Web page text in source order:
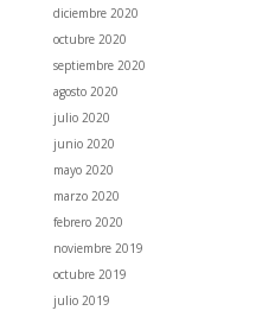
diciembre 2020
octubre 2020
septiembre 2020
agosto 2020
julio 2020
junio 2020
mayo 2020
marzo 2020
febrero 2020
noviembre 2019
octubre 2019
julio 2019